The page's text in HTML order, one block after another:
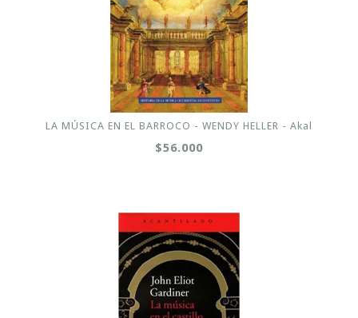
LA MÚSICA EN EL BARROCO - WENDY HELLER - Akal
$56.000